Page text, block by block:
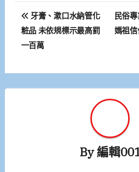
文
章
導
覽
牙膏、漱口水納管化
粧品 未依規標示最高罰
一百萬
民俗
媽祖
By編輯